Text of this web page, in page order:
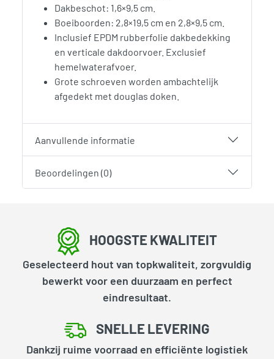
Dakbeschot: 1,6×9,5 cm.
Boeiboorden: 2,8×19,5 cm en 2,8×9,5 cm.
Inclusief EPDM rubberfolie dakbedekking
en verticale dakdoorvoer. Exclusief
hemelwaterafvoer.
Grote schroeven worden ambachtelijk
afgedekt met douglas doken.
Aanvullende informatie
Beoordelingen (0)
HOOGSTE KWALITEIT
Geselecteerd hout van topkwaliteit, zorgvuldig
bewerkt voor een duurzaam en perfect
eindresultaat.
SNELLE LEVERING
Dankzij ruime voorraad en efficiënte logistiek